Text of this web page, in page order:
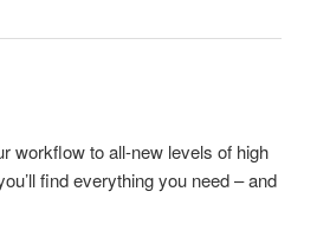
workflow to all-new levels of high
find everything you need – and